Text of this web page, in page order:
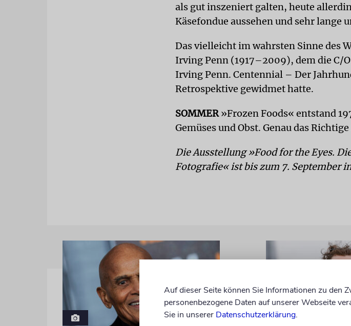
als gut inszeniert galten, heute
Käsefondue aussehen und sehr lange
Das vielleicht im wahrsten Sinne des
Irving Penn (1917–2009), dem die C/
Irving Penn. Centennial – Der
Retrospektive gewidmet hatte.
SOMMER»Frozen Foods« entstand
Gemüses und Obst. Genau das
Die Ausstellung »Food for the Eyes.
Fotografie« ist bis zum 7. September
Auf dieser Seite können Sie Informationen zu den
personenbezogene Daten auf unserer Webseite
Sie in unserer Datenschutzerklärung.